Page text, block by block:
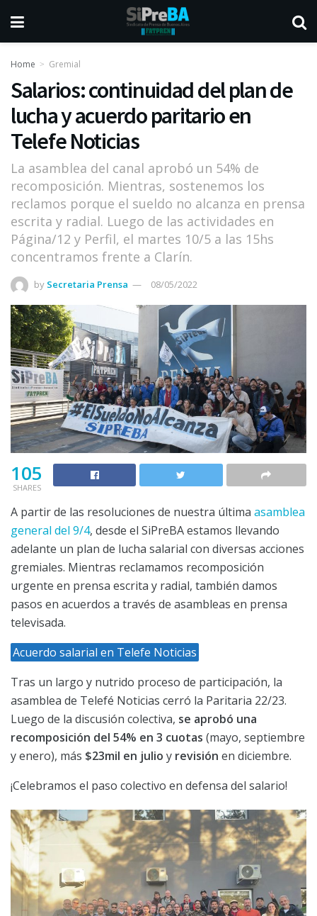
Home Gremial
Salarios: continuidad del plan de
lucha y acuerdo paritario en
Telefe Noticias
La asamblea del canal aprobó un 54% de
recomposición. Mientras, sostenemos los
reclamos porque el sueldo no alcanza en prensa
escrita y radial. Luego de las actividades en
Página/12 y Perfil, el martes 10/5 a las 15hs
concentramos frente a Clarín.
by Secretaria Prensa 08/05/2022
105
SHARES
A partir de las resoluciones de nuestra última asamblea
general del 9/4, desde el SiPreBA estamos llevando
adelante un plan de lucha salarial con diversas acciones
gremiales. Mientras reclamamos recomposición
urgente en prensa escrita y radial, también damos
pasos en acuerdos a través de asambleas en prensa
televisada.
Acuerdo salarial en Telefe Noticias
Tras un largo y nutrido proceso de participación, la
asamblea de Telefé Noticias cerró la Paritaria 22/23.
Luego de la discusión colectiva, se aprobó una
recomposición del 54% en 3 cuotas (mayo, septiembre
y enero), más $23mil en julio y revisión en diciembre.
¡Celebramos el paso colectivo en defensa del salario!